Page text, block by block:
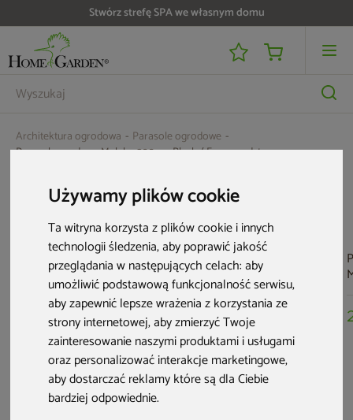
Używamy plików cookie
Ta witryna korzysta z plików cookie i innych
technologii śledzenia, aby poprawić jakość
przeglądania w następujących celach:aby
umożliwić podstawową funkcjonalność serwisu,
aby zapewnić lepsze wrażenia z korzystania ze
strony internetowej,aby zmierzyć Twoje
zainteresowanie naszymi produktami i usługami
oraz personalizować interakcje marketingowe,
aby dostarczać reklamy które są dla Ciebie
bardziej odpowiednie.
Stwórz strefę SPA we własnym domu
Architektura ogrodowa
Parasole ogrodowe
Parasol ogrodowy Malabo 300 cm Black / Ecru z podstawą
Aktualne oferty
Parasol ogrodowy
Malabo 300 cm
Grey / Light Grey z
podstawą
Parasol ogrodowy
Litex Garden Rio
300 cm Silver /
Grey
Parasol ogrodowy
Litex Garden Ibiza